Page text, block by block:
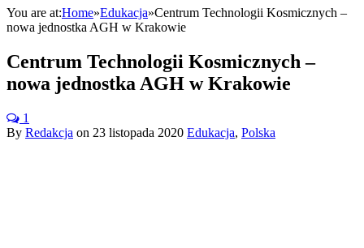
You are at:Home»Edukacja»Centrum Technologii Kosmicznych –
nowa jednostka AGH w Krakowie
Centrum Technologii Kosmicznych –
nowa jednostka AGH w Krakowie
1
By Redakcja on 23 listopada 2020 Edukacja, Polska